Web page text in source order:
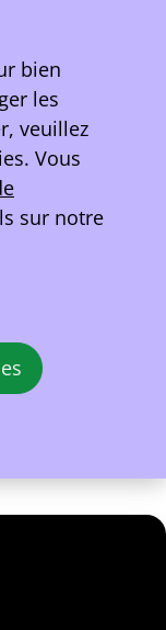
1.pdf
2.pdf
3.pdf
4.pdf
bien
les
veuillez
Vous
sur notre